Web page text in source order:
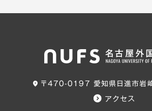
〒470-0197 愛知県日進市岩
アクセス